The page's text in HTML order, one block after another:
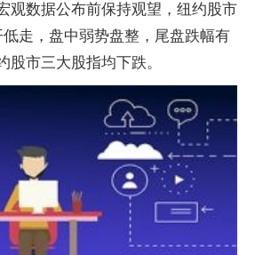
观数据公布前保持观望，纽约股市
走，盘中弱势盘整，尾盘跌幅有
股市三大股指均下跌。